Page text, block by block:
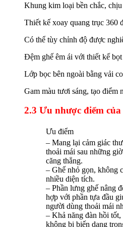
Khung kim loại bền chắc,
Thiết kế xoay quang trục 360
Có thể tùy chỉnh độ được
Đệm ghế êm ái với thiết kế
Lớp bọc bên ngoài bằng vải
Gam màu tươi sáng, tạo điểm
2.3 Ưu nhược điểm
Ưu điểm
– Mang lại cảm giác
thoải mái sau những
căng thẳng.
– Ghế nhỏ gọn, không
nhiều diện tích.
– Phần lưng ghế nâng
hợp với phần tựa đầu
người dùng thoải mái
– Khả năng đàn hồi tốt,
không bị biến dạng